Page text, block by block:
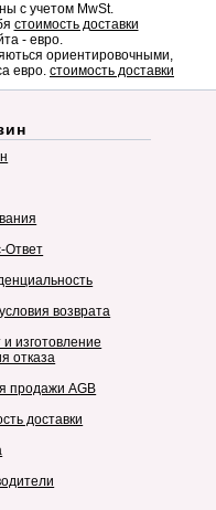
с учетом MwSt.
стоимость доставки
- евро.
ориентировочными,
евро. стоимость доставки
Ответ
возврата
и изготовление
отказа
продажи AGB
доставки